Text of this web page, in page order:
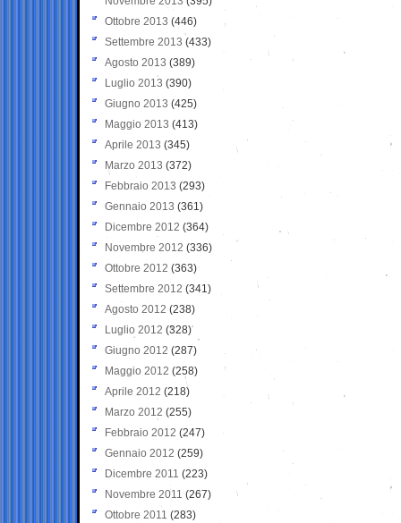
Ottobre 2013 (446)
Settembre 2013 (433)
Agosto 2013 (389)
Luglio 2013 (390)
Giugno 2013 (425)
Maggio 2013 (413)
Aprile 2013 (345)
Marzo 2013 (372)
Febbraio 2013 (293)
Gennaio 2013 (361)
Dicembre 2012 (364)
Novembre 2012 (336)
Ottobre 2012 (363)
Settembre 2012 (341)
Agosto 2012 (238)
Luglio 2012 (328)
Giugno 2012 (287)
Maggio 2012 (258)
Aprile 2012 (218)
Marzo 2012 (255)
Febbraio 2012 (247)
Gennaio 2012 (259)
Dicembre 2011 (223)
Novembre 2011 (267)
Ottobre 2011 (283)